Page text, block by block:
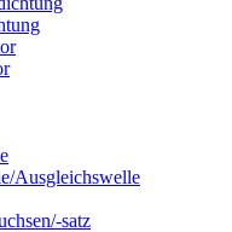
Ausgleichswelle
satz